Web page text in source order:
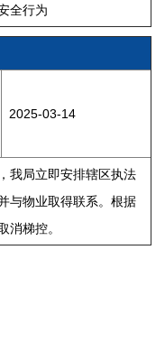
全行为
2025-03-14
我局立即安排辖区执法
与物业取得联系。根据
消梯控。